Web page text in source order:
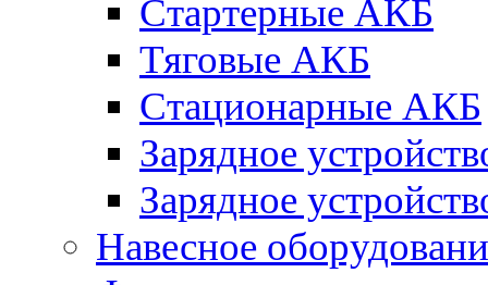
Стартерные АКБ
Тяговые АКБ
Стационарные АКБ
Зарядное
Зарядное
Навесное